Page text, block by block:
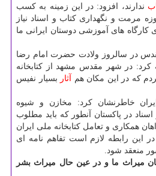
ندارند، افزود: در این زمینه به كسب
مرمت و نگهداری كتاب و اسناد نیاز
كارگاه های آموزشی دوستان ایرانی ما
در سالروز ولادت حضرت امام رضا
كرد: در شهر مقدس مشهد از كتابخانه
كه در این مكان هم آثار بسیار نفیس
خاطرنشان كرد: مخازن و شیوه
در پاكستان آنطور كه باید مطلوب
همكاری و تعامل كتابخانه ملی ایران
در این رابطه لازم است تفاهم نامه ای
منعقد شود.
میراث ما و در عین حال میراث بشر